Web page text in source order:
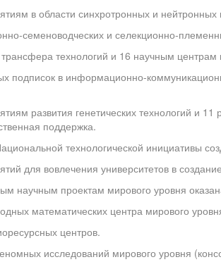
в области синхротронных и нейтронных
семеноводческих и селекционно-
технологий и 16 научным центрам
в информационно-
развития генетических технологий и
поддержка.
технологической инициативы
для вовлечения университетов в создание
проектам мирового уровня
математических центра мирового
центров.
исследований мирового уровня